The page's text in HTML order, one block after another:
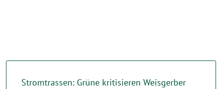
Stromtrassen: Grüne kritisieren Weisgerber